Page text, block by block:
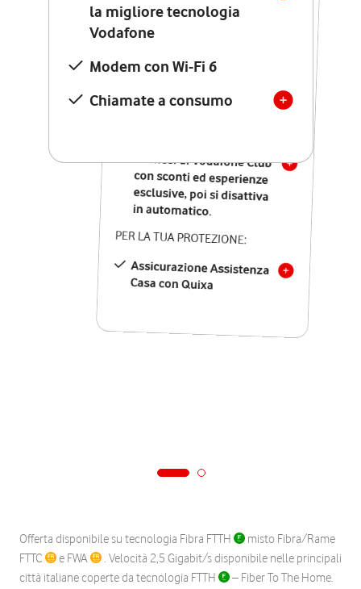
la migliore tecnologia
Vodafone
Modem con Wi-Fi 6
Chiamate a consumo
Vodafone
Modem Seven con Wi-Fi 7
Chiamate illimitate verso
numeri fissi e mobili
nazionali
12 mesi di Vodafone Club
con sconti ed esperienze
esclusive, poi si disattiva
in automatico.
PER LA TUA PROTEZIONE:
Assicurazione Assistenza
Casa con Quixa
Offerta disponibile su tecnologia Fibra FTTH
misto Fibra/Rame
FTTC
e FWA
. Velocità 2,5 Gigabit/s disponibile nelle principali
città italiane coperte da tecnologia FTTH
– Fiber To The Home.